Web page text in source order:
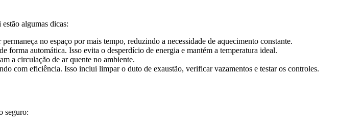
algumas dicas:
no espaço por mais tempo, reduzindo a necessidade de aquecimento constante.
forma automática. Isso evita o desperdício de energia e mantém a temperatura ideal.
a circulação de ar quente no ambiente.
com eficiência. Isso inclui limpar o duto de exaustão, verificar vazamentos e testar os controles.
seguro: